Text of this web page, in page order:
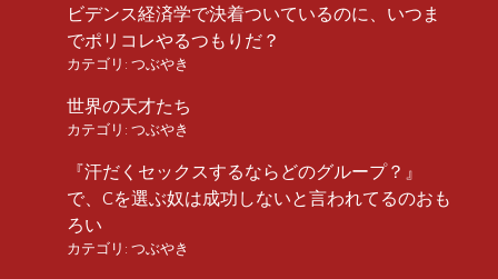
ビデンス経済学で決着ついているのに、いつま
でポリコレやるつもりだ？
カテゴリ: つぶやき
世界の天才たち
カテゴリ: つぶやき
『汗だくセックスするならどのグループ？』
で、Cを選ぶ奴は成功しないと言われてるのおも
ろい
カテゴリ: つぶやき